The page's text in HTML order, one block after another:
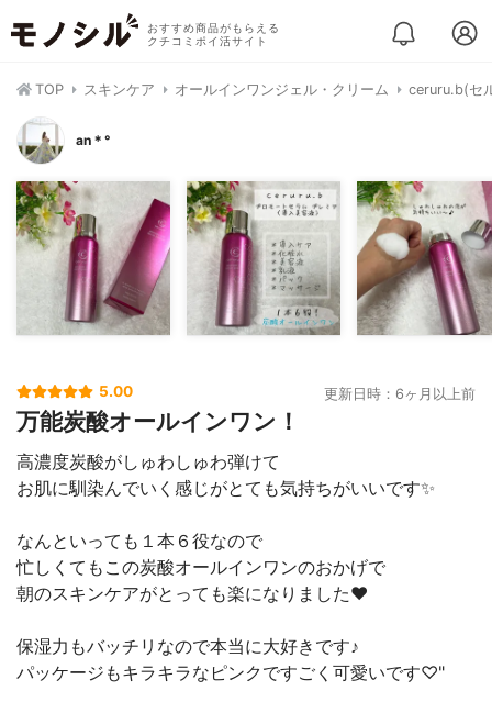
おすすめ商品がもらえる
クチコミポイ活サイト
TOP スキンケア オールインワンジェル・クリーム ceruru.b(セ
an＊°
5.00 更新日時：6ヶ月以上前
万能炭酸オールインワン！
高濃度炭酸がしゅわしゅわ弾けて
お肌に馴染んでいく感じがとても気持ちがいいです✨
なんといっても１本６役なので
忙しくてもこの炭酸オールインワンのおかげで
朝のスキンケアがとっても楽になりました❤︎
保湿力もバッチリなので本当に大好きです♪
パッケージもキラキラなピンクですごく可愛いです♡"